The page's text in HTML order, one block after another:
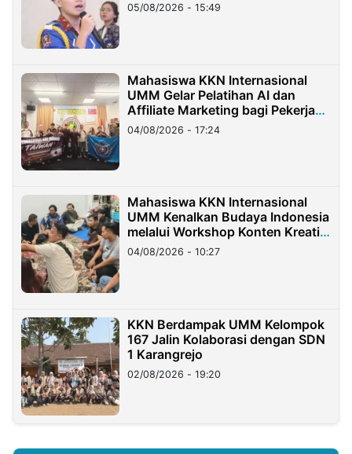
05/08/2026 - 15:49
Mahasiswa KKN Internasional
UMM Gelar Pelatihan AI dan
Affiliate Marketing bagi Pekerja
Migran Indonesia di Taiwan
04/08/2026 - 17:24
Mahasiswa KKN Internasional
UMM Kenalkan Budaya Indonesia
melalui Workshop Konten Kreatif
di Taiwan
04/08/2026 - 10:27
KKN Berdampak UMM Kelompok
167 Jalin Kolaborasi dengan SDN
1 Karangrejo
02/08/2026 - 19:20